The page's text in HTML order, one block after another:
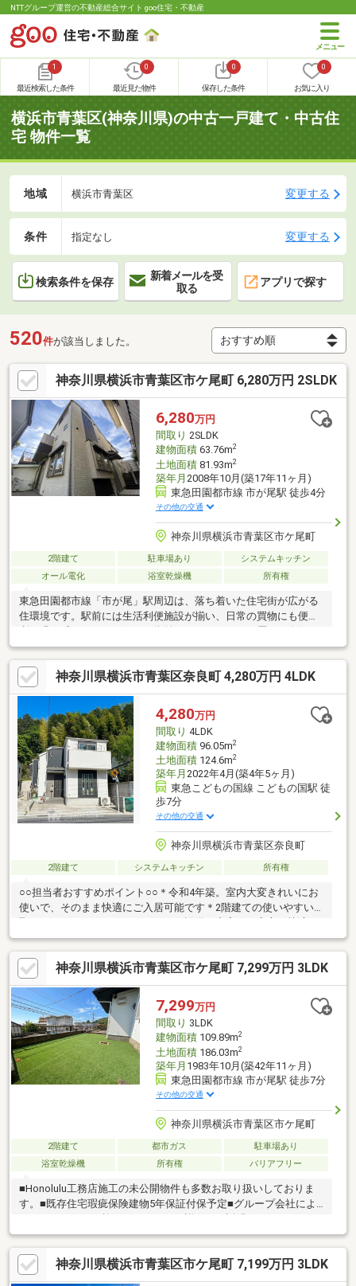
NTTグループ運営の不動産総合サイト goo住宅・不動産
1
最近検索した条件
0
最近見た物件
0
保存した条件
0
お気に入り
横浜市青葉区(神奈川県)の中古一戸建て・中古住
宅 物件一覧
地域 横浜市青葉区 変更する
条件 指定なし 変更する
検索条件を保存
新着メールを受
取る
アプリで探す
520件が該当しました。
神奈川県横浜市青葉区市ケ尾町 6,280万円 2SLDK
6,280万円
間取り 2SLDK
建物面積63.76m2
土地面積81.93m2
築年月 2008年10月(築17年11ヶ月)
東急田園都市線 市が尾駅 徒歩4分
その他の交通
神奈川県横浜市青葉区市ケ尾町
2階建て 駐車場あり
システムキッチン
オール電化
浴室乾燥機 所有権
東急田園都市線「市が尾」駅周辺は、落ち着いた住宅街が広がる
住環境です。駅前には生活利便施設が揃い、日常の買物にも便
エリアです。□アクセス・東急田園都市線「市が尾」駅徒歩4分□
ミサワホーム株式会社旧施工□間取り：2LDK＋蔵＋ロフト 建物
面積63.76m2には含まれない 大きな蔵とロフトがあるため収納
が豊富です。□オール電化住宅□現況：空室・1階電動シャッター
付・全室樹脂サッシ採用・食器洗い乾燥機・浴室暖房乾燥機・ウ
ッドデッキ
神奈川県横浜市青葉区奈良町 4,280万円 4LDK
4,280万円
間取り 4LDK
建物面積96.05m2
土地面積124.6m2
築年月 2022年4月(築4年5ヶ月)
東急こどもの国線 こどもの国駅 徒
歩7分
その他の交通
神奈川県横浜市青葉区奈良町
2階建て システムキッチン 所有権
○○担当者おすすめポイント○○＊令和4年築。室内大変きれいにお
使いで、そのまま快適にご入居可能です＊2階建ての使いやすい間
新生活をスタートできます＊東急こどもの国線「こどもの国」駅
徒歩7分の好立地。 通勤通学にも便利でありながら、周辺は緑豊
かな落ち着いた住環境＊前面道路と建物の間に高低差がほとんど
なく、フラットで出入りしやすい敷地＊前面が開けたロケーショ
ンで、開放感あふれる住環境。 たっぷりの陽光が差し込み、明
るく心地よい暮らしを実現＊見学予約受付中。現地で実際の陽当
たりや開放感、室内のきれいさをぜひご体感ください
神奈川県横浜市青葉区市ケ尾町 7,299万円 3LDK
7,299万円
間取り 3LDK
建物面積109.89m2
土地面積186.03m2
築年月 1983年10月(築42年11ヶ月)
東急田園都市線 市が尾駅 徒歩7分
その他の交通
神奈川県横浜市青葉区市ケ尾町
2階建て 都市ガス
駐車場あり
浴室乾燥機
所有権 バリアフリー
■Honolulu工務店施工の未公開物件も多数お取り扱いしておりま
す。■既存住宅瑕疵保険建物5年保証付保予定■グループ会社によ
リノベーション内容～・外壁、屋根塗装・水回り交換（トイレ、
お風呂、洗面化粧台、キッチン新規交換）・クロス全室張替・新
規フローリング上張り・室内建具新設
神奈川県横浜市青葉区市ケ尾町 7,199万円 3LDK